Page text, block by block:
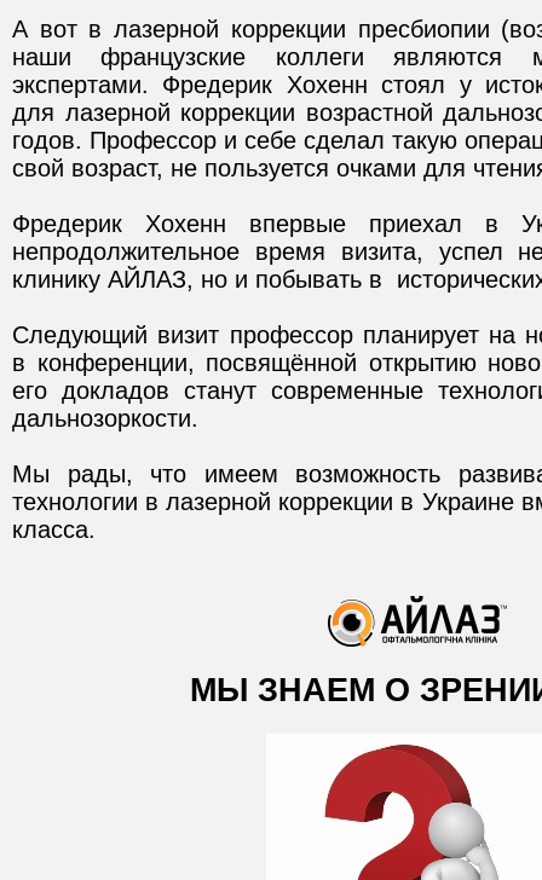
А вот в лазерной коррекции пресбиопии
наши французские коллеги
экспертами. Фредерик Хохенн стоял у
для лазерной коррекции возрастной
годов. Профессор и себе сделал такую
свой возраст, не пользуется очками для
Фредерик Хохенн впервые приехал в
непродолжительное время визита, успел
клинику АЙЛАЗ, но и побывать в
Следующий визит профессор планирует на
в конференции, посвящённой открытию
его докладов станут современные
дальнозоркости.
Мы рады, что имеем возможность
технологии в лазерной коррекции в Украине
класса.
МЫ ЗНАЕМ О